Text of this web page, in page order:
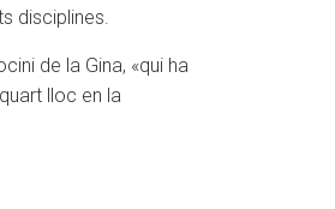
disciplines.
de la Gina, «qui ha
lloc en la